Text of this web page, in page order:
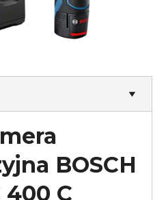
BOSCH
400 C